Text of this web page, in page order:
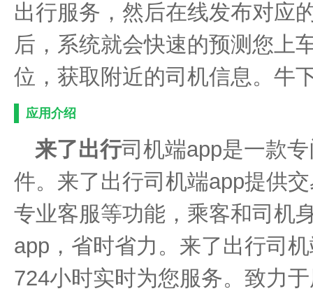
出行服务，然后在线发布对应
后，系统就会快速的预测您上
位，获取附近的司机信息。牛
应用介绍
来了出行司机端app是一款
件。来了出行司机端app提供
专业客服等功能，乘客和司机
app，省时省力。来了出行司
724小时实时为您服务。致力